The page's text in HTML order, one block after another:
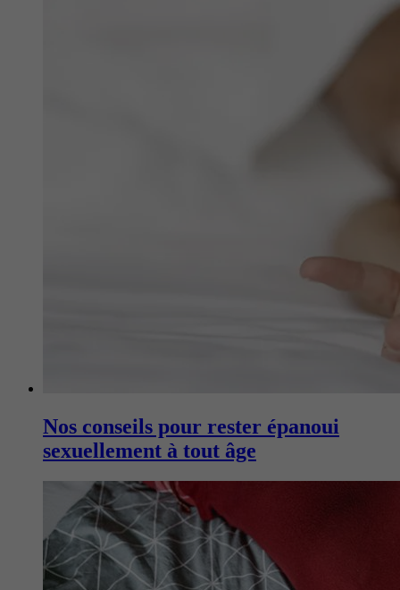
Nos conseils pour rester épanoui
sexuellement à tout âge